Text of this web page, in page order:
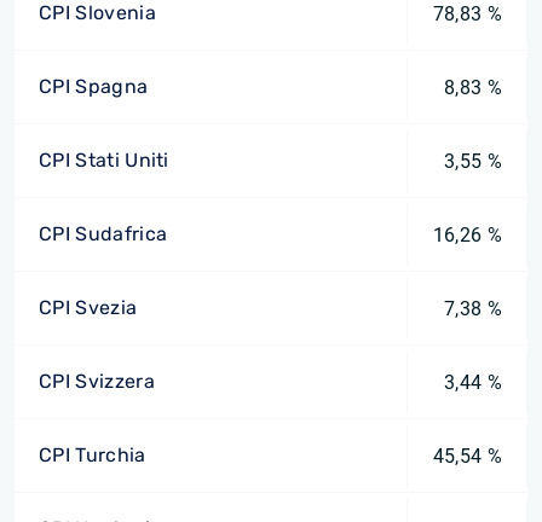
CPI Slovenia 78,83 %
CPI Spagna 8,83 %
CPI Stati Uniti 3,55 %
CPI Sudafrica 16,26 %
CPI Svezia 7,38 %
CPI Svizzera 3,44 %
CPI Turchia 45,54 %